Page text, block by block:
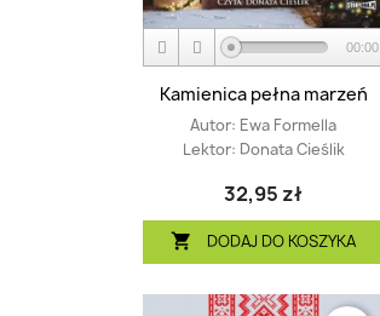
00:00
Kamienica pełna marzeń
Autor: Ewa Formella
Lektor: Donata Cieślik
32,95 zł
 DODAJ DO KOSZYKA